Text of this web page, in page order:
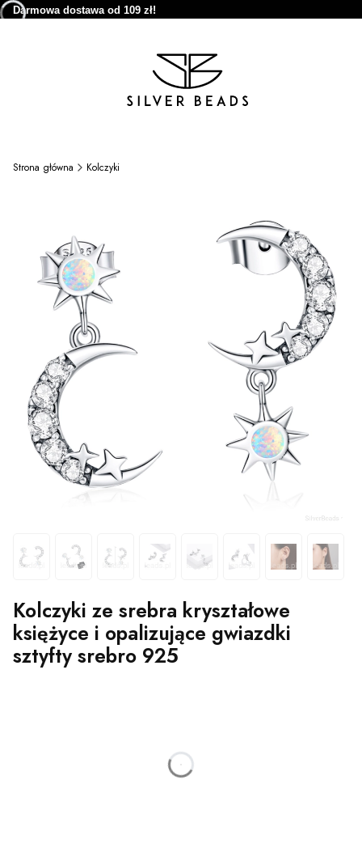
Darmowa dostawa od 109 zł!
Strona główna Kolczyki
Kolczyki ze srebra kryształowe
księżyce i opalizujące gwiazdki
sztyfty srebro 925
godzin